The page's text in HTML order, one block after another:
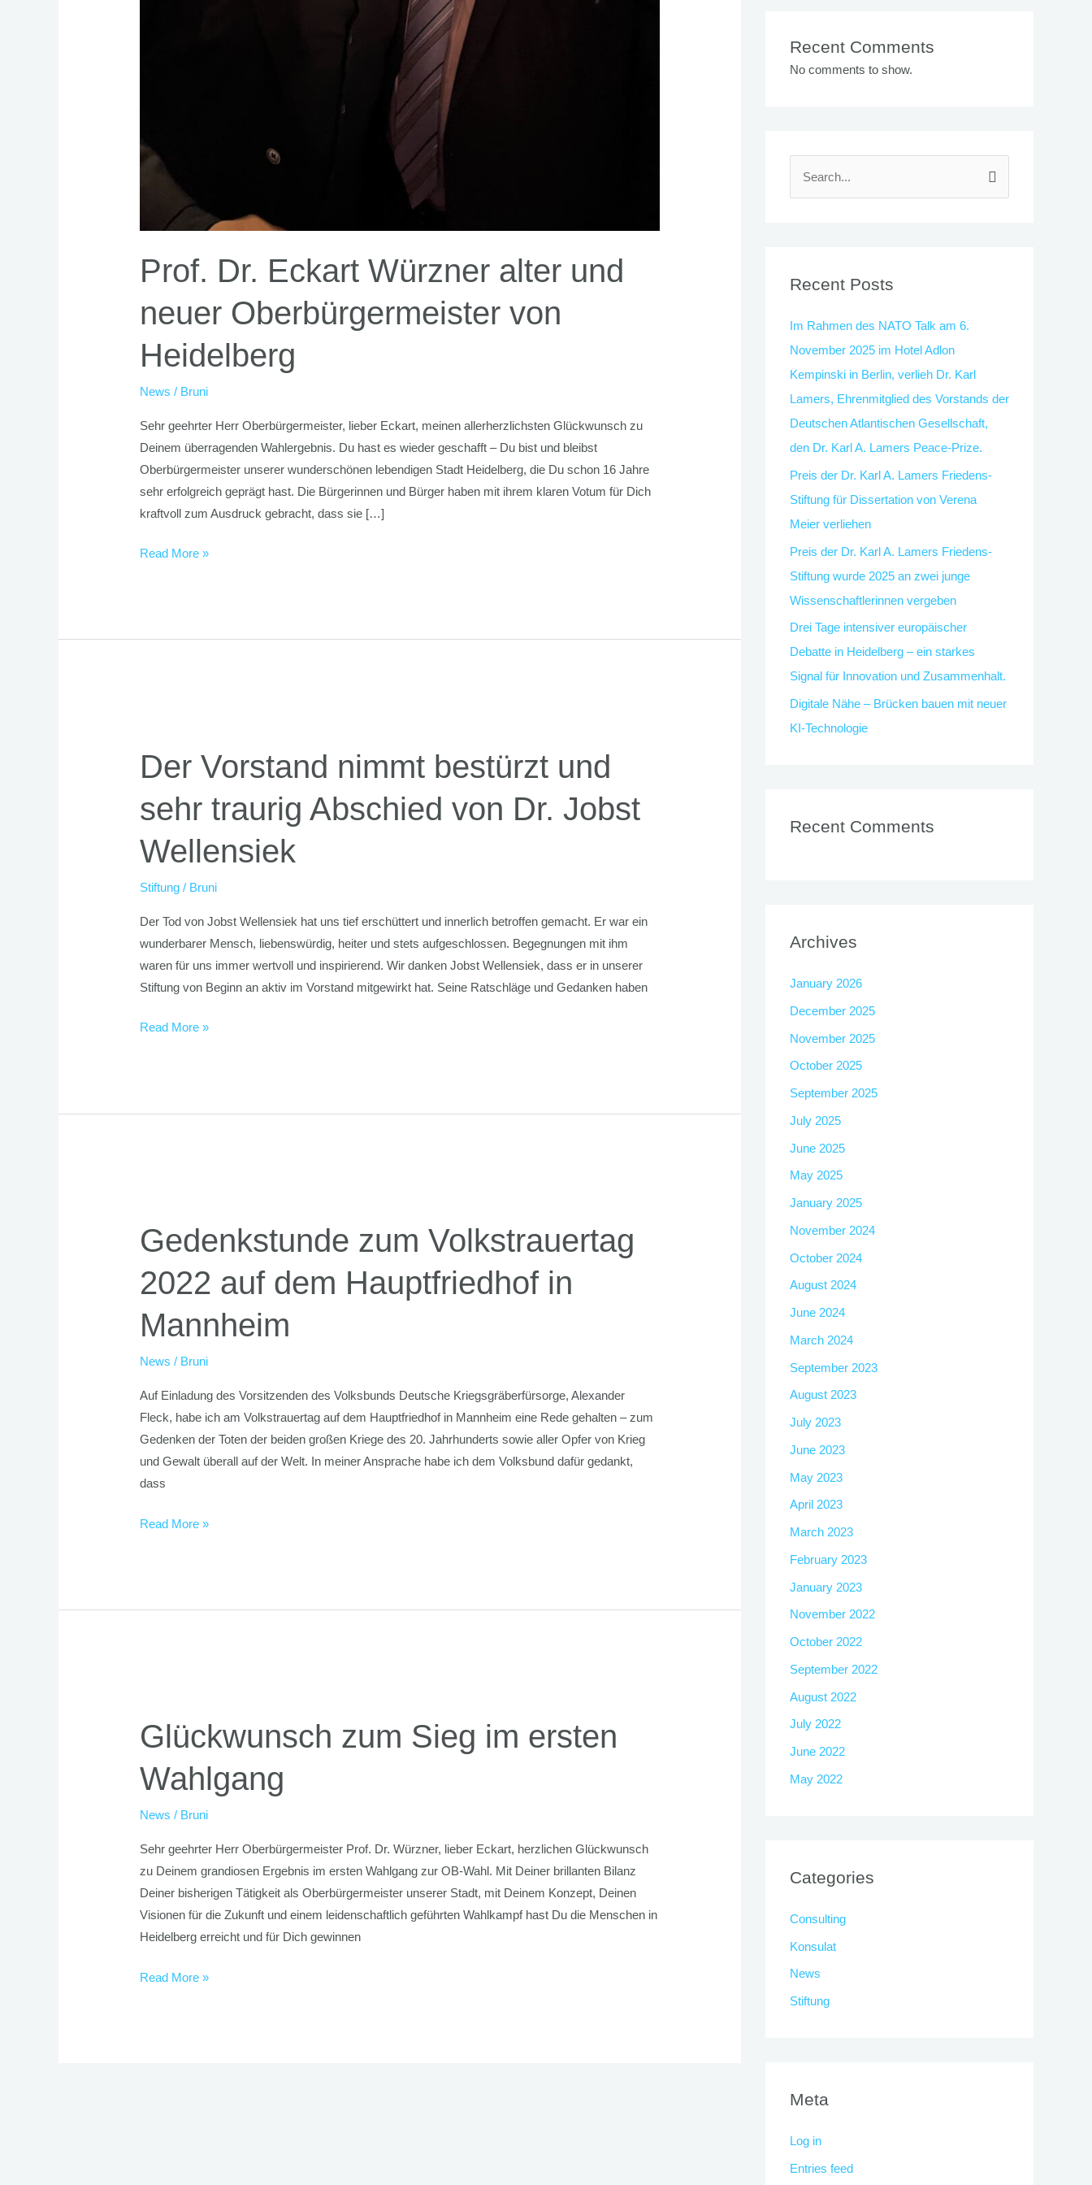
Prof. Dr. Eckart Würzner alter und
neuer Oberbürgermeister von
Heidelberg
News / Bruni
Sehr geehrter Herr Oberbürgermeister, lieber Eckart, meinen allerherzlichsten Glückwunsch zu
Deinem überragenden Wahlergebnis. Du hast es wieder geschafft – Du bist und bleibst
Oberbürgermeister unserer wunderschönen lebendigen Stadt Heidelberg, die Du schon 16 Jahre
sehr erfolgreich geprägt hast. Die Bürgerinnen und Bürger haben mit ihrem klaren Votum für Dich
kraftvoll zum Ausdruck gebracht, dass sie […]
Read More »
Der Vorstand nimmt bestürzt und
sehr traurig Abschied von Dr. Jobst
Wellensiek
Stiftung / Bruni
Der Tod von Jobst Wellensiek hat uns tief erschüttert und innerlich betroffen gemacht. Er war ein
wunderbarer Mensch, liebenswürdig, heiter und stets aufgeschlossen. Begegnungen mit ihm
waren für uns immer wertvoll und inspirierend. Wir danken Jobst Wellensiek, dass er in unserer
Stiftung von Beginn an aktiv im Vorstand mitgewirkt hat. Seine Ratschläge und Gedanken haben
nimmt
bestürzt
und
traurig
von
Read More »
Gedenkstunde zum Volkstrauertag
2022 auf dem Hauptfriedhof in
Mannheim
News / Bruni
Auf Einladung des Vorsitzenden des Volksbunds Deutsche Kriegsgräberfürsorge, Alexander
Fleck, habe ich am Volkstrauertag auf dem Hauptfriedhof in Mannheim eine Rede gehalten – zum
Gedenken der Toten der beiden großen Kriege des 20. Jahrhunderts sowie aller Opfer von Krieg
und Gewalt überall auf der Welt. In meiner Ansprache habe ich dem Volksbund dafür gedankt,
dass
Volkstrauertag
2022
auf
Hauptfriedhof
Mannheim
Read More »
Glückwunsch zum Sieg im ersten
Wahlgang
News / Bruni
Sehr geehrter Herr Oberbürgermeister Prof. Dr. Würzner, lieber Eckart, herzlichen Glückwunsch
zu Deinem grandiosen Ergebnis im ersten Wahlgang zur OB-Wahl. Mit Deiner brillanten Bilanz
Deiner bisherigen Tätigkeit als Oberbürgermeister unserer Stadt, mit Deinem Konzept, Deinen
Visionen für die Zukunft und einem leidenschaftlich geführten Wahlkampf hast Du die Menschen in
Heidelberg erreicht und für Dich gewinnen
Sieg
im
ersten
Read More »
Recent Comments
No comments to show.
c
f
o
r
:
Recent Posts
Im Rahmen des NATO Talk am 6.
November 2025 im Hotel Adlon
Kempinski in Berlin, verlieh Dr. Karl
Lamers, Ehrenmitglied des Vorstands der
Deutschen Atlantischen Gesellschaft,
den Dr. Karl A. Lamers Peace-Prize.
Preis der Dr. Karl A. Lamers Friedens-
Stiftung für Dissertation von Verena
Meier verliehen
Preis der Dr. Karl A. Lamers Friedens-
Stiftung wurde 2025 an zwei junge
Wissenschaftlerinnen vergeben
Drei Tage intensiver europäischer
Debatte in Heidelberg – ein starkes
Signal für Innovation und Zusammenhalt.
Digitale Nähe – Brücken bauen mit neuer
KI-Technologie
Recent Comments
Archives
January 2026
December 2025
November 2025
October 2025
September 2025
July 2025
June 2025
May 2025
January 2025
November 2024
October 2024
August 2024
June 2024
March 2024
September 2023
August 2023
July 2023
June 2023
May 2023
April 2023
March 2023
February 2023
January 2023
November 2022
October 2022
September 2022
August 2022
July 2022
June 2022
May 2022
Categories
Consulting
Konsulat
News
Stiftung
Meta
Log in
Entries feed